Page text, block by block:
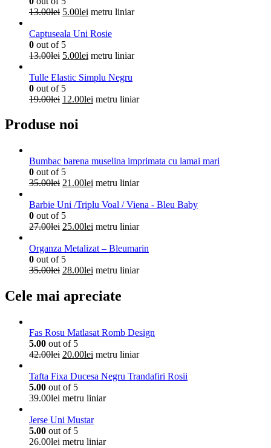
13.00lei Prețul
a
fost:
13.00lei.
5.00lei Prețul
este:
metru liniar
Captuseala Uni Rosie
0 out of 5
13.00lei Prețul
a
fost:
13.00lei.
5.00lei Prețul
este:
metru liniar
Tulle Elastic Simplu Negru
0 out of 5
19.00lei Prețul
a
fost:
12.00lei Prețul
metru liniar
Produse noi
Bumbac barena muselina imprimata cu lamai mari
0 out of 5
35.00lei Prețul
a
fost:
35.00lei.
21.00lei Prețul
este:
metru liniar
Barbie Uni /Triplu Voal / Viena - Bleu Baby
0 out of 5
27.00lei Prețul
a
fost:
27.00lei.
25.00lei Prețul
este:
metru liniar
Organza Metalizat – Bleumarin
0 out of 5
35.00lei Prețul
fost:
28.00lei Prețul
este:
28.00lei.
metru liniar
Cele mai apreciate
Fas Rosu Matlasat Romb Design
5.00 out of 5
42.00lei Prețul
a
fost:
42.00lei.
20.00lei Prețul
este:
metru liniar
Tafta Fixa Ducesa Negru Trandafiri Rosii
5.00 out of 5
39.00lei metru liniar
Jerse Uni Mustar
5.00 out of 5
26.00lei metru liniar